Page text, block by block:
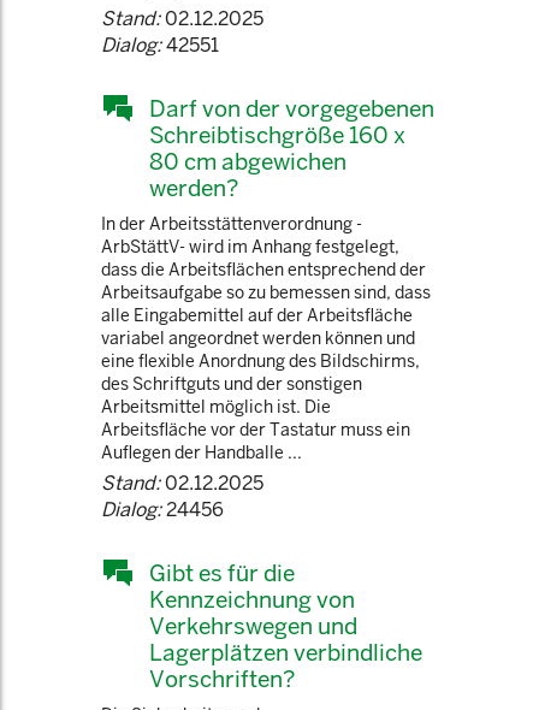
Stand:02.12.2025
Dialog:42551
Darf von der vorgegebenen
Schreibtischgröße 160 x
80 cm abgewichen
werden?
In der Arbeitsstättenverordnung -
ArbStättV- wird im Anhang festgelegt,
dass die Arbeitsflächen entsprechend der
Arbeitsaufgabe so zu bemessen sind, dass
alle Eingabemittel auf der Arbeitsfläche
variabel angeordnet werden können und
eine flexible Anordnung des Bildschirms,
des Schriftguts und der sonstigen
Arbeitsmittel möglich ist. Die
Arbeitsfläche vor der Tastatur muss ein
Auflegen der Handballe ...
Stand:02.12.2025
Dialog:24456
Gibt es für die
Kennzeichnung von
Verkehrswegen und
Lagerplätzen verbindliche
Vorschriften?